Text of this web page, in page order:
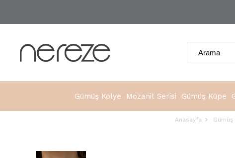
Gümüş Kolye Mozanit Serisi Gümüş Küpe
Anasayfa Gümüş